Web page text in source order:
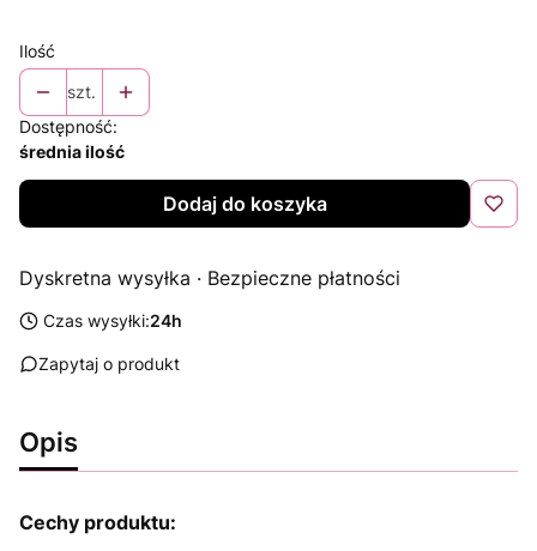
Ilość
szt.
Dostępność:
średnia ilość
Dodaj do koszyka
Dyskretna wysyłka · Bezpieczne płatności
Czas wysyłki:24h
Zapytaj o produkt
Opis
Cechy produktu: